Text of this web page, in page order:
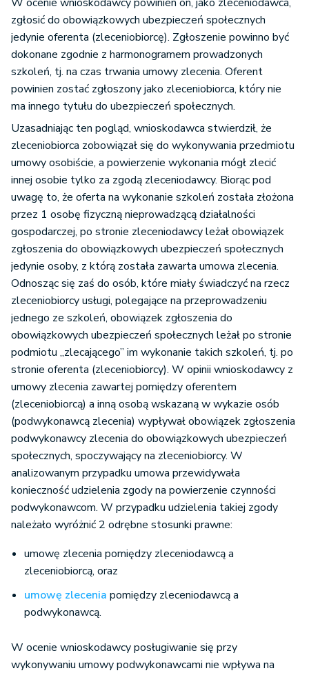
zgłosić do obowiązkowych ubezpieczeń społecznych
jedynie oferenta (zleceniobiorcę). Zgłoszenie powinno być
dokonane zgodnie z harmonogramem prowadzonych
szkoleń, tj. na czas trwania umowy zlecenia. Oferent
powinien zostać zgłoszony jako zleceniobiorca, który nie
ma innego tytułu do ubezpieczeń społecznych.
Uzasadniając ten pogląd, wnioskodawca stwierdził, że
zleceniobiorca zobowiązał się do wykonywania przedmiotu
umowy osobiście, a powierzenie wykonania mógł zlecić
innej osobie tylko za zgodą zleceniodawcy. Biorąc pod
uwagę to, że oferta na wykonanie szkoleń została złożona
przez 1 osobę fizyczną nieprowadzącą działalności
gospodarczej, po stronie zleceniodawcy leżał obowiązek
zgłoszenia do obowiązkowych ubezpieczeń społecznych
jedynie osoby, z którą została zawarta umowa zlecenia.
Odnosząc się zaś do osób, które miały świadczyć na rzecz
zleceniobiorcy usługi, polegające na przeprowadzeniu
jednego ze szkoleń, obowiązek zgłoszenia do
obowiązkowych ubezpieczeń społecznych leżał po stronie
podmiotu „zlecającego” im wykonanie takich szkoleń, tj. po
stronie oferenta (zleceniobiorcy). W opinii wnioskodawcy z
umowy zlecenia zawartej pomiędzy oferentem
(zleceniobiorcą) a inną osobą wskazaną w wykazie osób
(podwykonawcą zlecenia) wypływał obowiązek zgłoszenia
podwykonawcy zlecenia do obowiązkowych ubezpieczeń
społecznych, spoczywający na zleceniobiorcy. W
analizowanym przypadku umowa przewidywała
konieczność udzielenia zgody na powierzenie czynności
podwykonawcom. W przypadku udzielenia takiej zgody
należało wyróżnić 2 odrębne stosunki prawne:
umowę zlecenia pomiędzy zleceniodawcą a
zleceniobiorcą, oraz
umowę zlecenia pomiędzy zleceniodawcą a
podwykonawcą.
W ocenie wnioskodawcy posługiwanie się przy
wykonywaniu umowy podwykonawcami nie wpływa na